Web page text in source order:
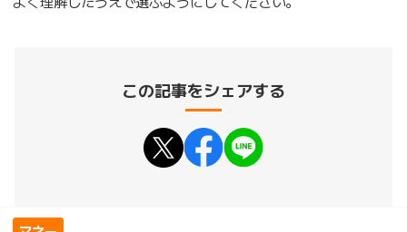
この記事をシェアする